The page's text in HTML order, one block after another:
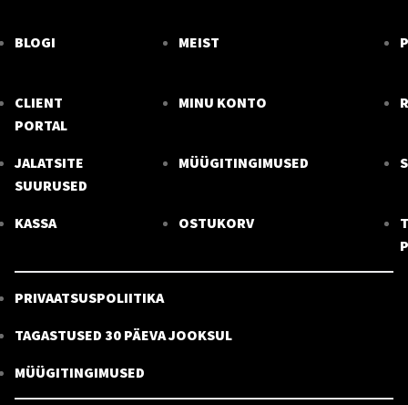
BLOGI
CLIENT
PORTAL
JALATSITE
SUURUSED
KASSA
MEIST
MINU KONTO
MÜÜGITINGIMUSED
OSTUKORV
PRIVAATSUSPOLIITIKA
TAGASTUSED 30 PÄEVA JOOKSUL
MÜÜGITINGIMUSED